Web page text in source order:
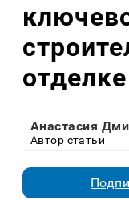
отделке
Анастасия
Автор статьи